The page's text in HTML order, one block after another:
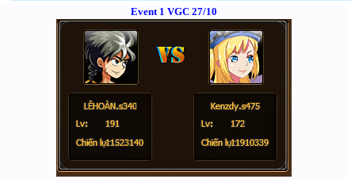
Event 1 VGC 27/10